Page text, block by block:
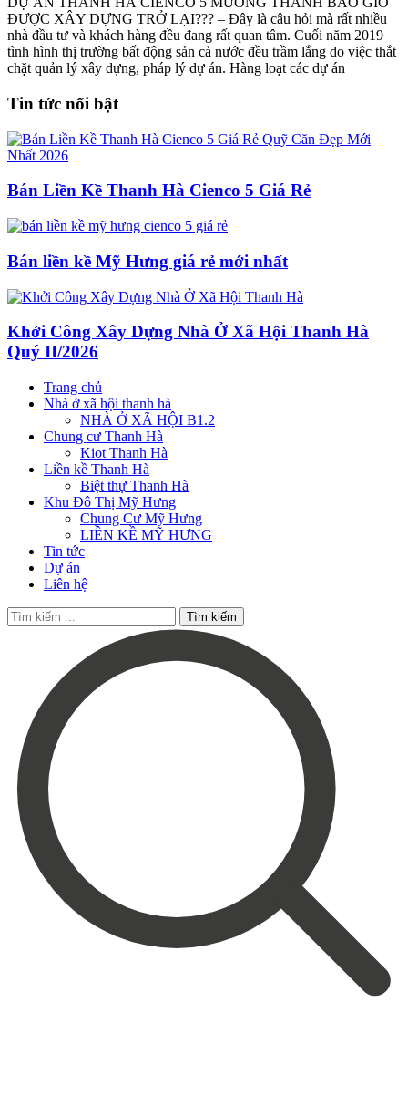
ĐƯỢC XÂY DỰNG TRỞ LẠI??? – Đây là câu hỏi mà rất nhiều
nhà đầu tư và khách hàng đều đang rất quan tâm. Cuối năm 2019
tình hình thị trường bất động sản cả nước đều trầm lắng do việc thắt
chặt quản lý xây dựng, pháp lý dự án. Hàng loạt các dự án
Tin tức nổi bật
Bán Liền Kề Thanh Hà Cienco 5 Giá Rẻ
Bán liền kề Mỹ Hưng giá rẻ mới nhất
Khởi Công Xây Dựng Nhà Ở Xã Hội Thanh Hà
Quý II/2026
Trang chủ
Nhà ở xã hội thanh hà
NHÀ Ở XÃ HỘI B1.2
Chung cư Thanh Hà
Kiot Thanh Hà
Liền kề Thanh Hà
Biệt thự Thanh Hà
Khu Đô Thị Mỹ Hưng
Chung Cư Mỹ Hưng
LIỀN KỀ MỸ HƯNG
Tin tức
Dự án
Liên hệ